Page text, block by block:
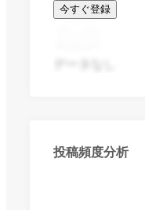
今すぐ登録
投稿頻度分析